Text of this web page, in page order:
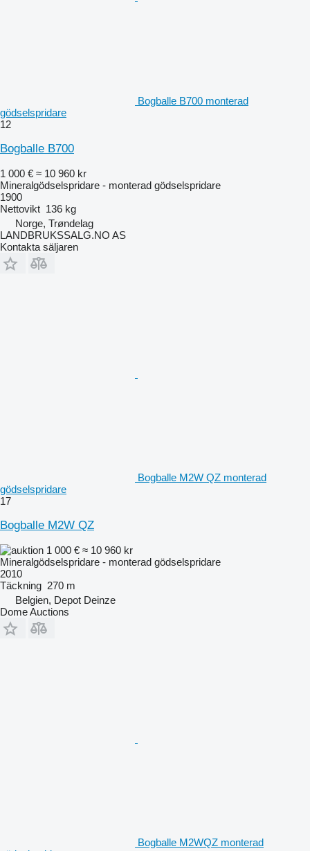
Bogballe B700 monterad
gödselspridare
12
Bogballe B700
1 000 € ≈ 10 960 kr
Mineralgödselspridare - monterad gödselspridare
1900
Nettovikt 136 kg
Norge, Trøndelag
LANDBRUKSSALG.NO AS
Kontakta säljaren
Bogballe M2W QZ monterad
gödselspridare
17
Bogballe M2W QZ
1 000 € ≈ 10 960 kr
Mineralgödselspridare - monterad gödselspridare
2010
Täckning 270 m
Belgien, Depot Deinze
Dome Auctions
Bogballe M2WQZ monterad